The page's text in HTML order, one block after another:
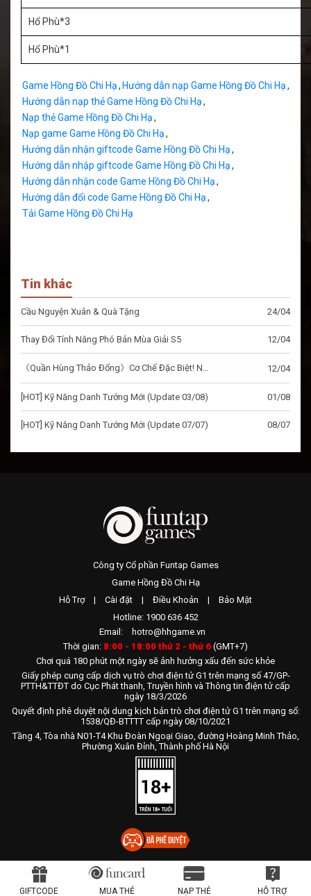
Hổ Phù*3
Hổ Phù*1
Game Hồng Đồ Chi Hạ, Hướng dẫn nạp Game Hồng Đồ Chi Hạ,
Hướng dẫn nạp thẻ Game Hồng Đồ Chi Hạ,
Nạp thẻ Game Hồng Đồ Chi Hạ,
Nạp game Game Hồng Đồ Chi Hạ,
Hướng dẫn nhận giftcode Game Hồng Đồ Chi Hạ,
Hướng dẫn nhập giftcode Game Hồng Đồ Chi Hạ,
Hướng dẫn nhận code Game Hồng Đồ Chi Hạ,
Hướng dẫn đổi code Game Hồng Đồ Chi Hạ,
Tải Game Hồng Đồ Chi Hạ
Tin khác
Cầu Nguyện Xuân & Quà Tặng 24/04
Thay Đổi Tính Năng Phó Bản Mùa Giải S5 12/04
《Quần Hùng Thảo Đổng》Cơ Chế Đặc Biệt! Những điều cần ý! 12/04
[HOT] Kỹ Năng Danh Tướng Mới (Update 03/08) 01/08
[HOT] Kỹ Năng Danh Tướng Mới (Update 07/07) 08/07
Công ty Cổ phần Funtap Games
Game Hồng Đồ Chi Hạ
Hỗ Trợ
| Cài đặt | Điều Khoản |
Bảo Mật
Hotline: 1900 636 452
Email:
hotro@hhgame.vn
Thời gian: 8:00 - 18:00 thứ 2 - thứ 6 (GMT+7)
Chơi quá 180 phút một ngày sẽ ảnh hưởng xấu đến sức khỏe
Giấy phép cung cấp dịch vụ trò chơi điện tử G1 trên mạng số 47/GP-
PTTH&TTĐT do Cục Phát thanh, Truyền hình và Thông tin điện tử cấp
ngày 18/3/2026
Quyết định phê duyệt nội dung kịch bản trò chơi điện tử G1 trên mạng sổ:
1538/QĐ-BTTTT cấp ngày 08/10/2021
Tầng 4, Tòa nhà N01-T4 Khu Đoàn Ngoại Giao, đường Hoàng Minh Thảo,
Phường Xuân Đỉnh, Thành phố Hà Nội
GIFTCODE MUA THẺ NẠP THẺ HỖ TRỢ